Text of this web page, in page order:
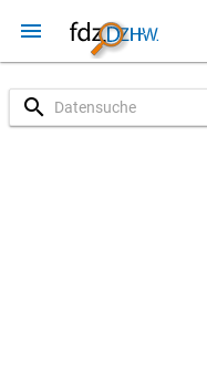
menu
search